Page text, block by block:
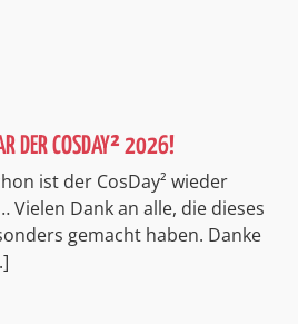
DER COSDAY² 2026!
ist der CosDay² wieder
Vielen Dank an alle, die dieses
gemacht haben. Danke